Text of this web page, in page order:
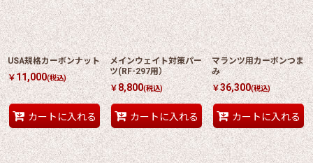
USA規格カーボンナット
￥11,000(税込)
カートに入れる
メインウェイト対策パー
ツ(RF-297用）
￥8,800(税込)
カートに入れる
マランツ用カーボンつま
み
￥36,300(税込)
カートに入れる